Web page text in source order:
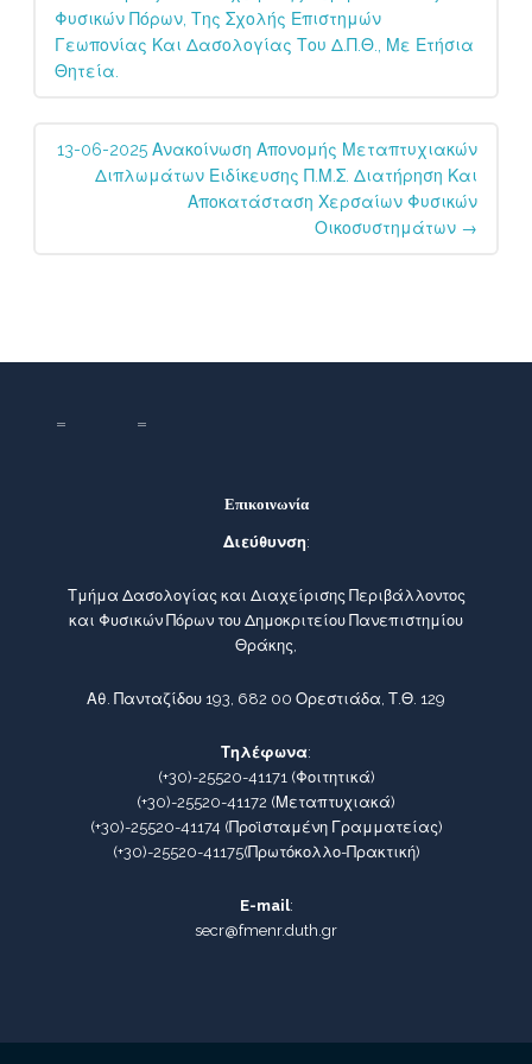
Φυσικών Πόρων, Της Σχολής Επιστημών
Γεωπονίας Και Δασολογίας Του Δ.Π.Θ., Με Ετήσια
Θητεία.
13-06-2025 Ανακοίνωση Απονομής Μεταπτυχιακών
Διπλωμάτων Ειδίκευσης Π.Μ.Σ. Διατήρηση Και
Αποκατάσταση Χερσαίων Φυσικών
Οικοσυστημάτων →
Επικοινωνία
Διεύθυνση:
Τμήμα Δασολογίας και Διαχείρισης Περιβάλλοντος
και Φυσικών Πόρων του Δημοκριτείου Πανεπιστημίου
Θράκης,
Αθ. Πανταζίδου 193, 682 00 Ορεστιάδα, Τ.Θ. 129
Τηλέφωνα:
(+30)-25520-41171(Φοιτητικά)
(+30)-25520-41172 (Μεταπτυχιακά)
(+30)-25520-41174 (Προϊσταμένη Γραμματείας)
(+30)-25520-41175(Πρωτόκολλο-Πρακτική)
E-mail:
secr@fmenr.duth.gr